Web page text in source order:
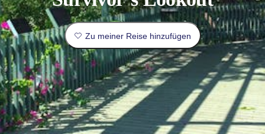
Outback
und
outdoor
Nach
Region
erkunden
Nationalpark
Top
10
Listen
Reiseplanung
Praktische
Infos
Planungstools
Zu meiner Reise hinzufügen